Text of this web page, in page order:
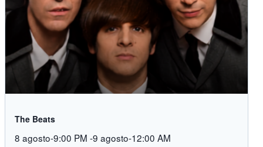
The Beats
8 agosto-9:00 PM -9 agosto-12:00 AM